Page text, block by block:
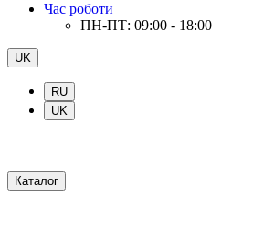
Час роботи
ПН-ПТ: 09:00 - 18:00
UK
RU
UK
Каталог